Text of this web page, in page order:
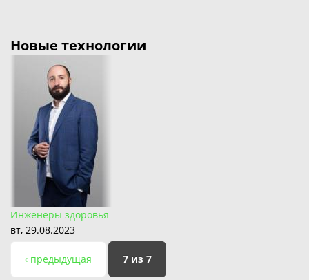
Новые технологии
Инженеры здоровья
вт, 29.08.2023
‹ предыдущая 7 из 7